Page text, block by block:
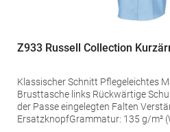
Z933 Russell Collection
Klassischer Schnitt Pflegeleichtes Material (Easy Care)
Brusttasche links Rückwärtige Schulterpasse mit zwei seitlich in
der Passe eingelegten Falten Verstärkter Button-Down-Kragen
ErsatzknopfGrammatur: 135 g/m²